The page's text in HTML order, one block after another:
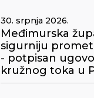
30. srpnja 2026.
Međimurska
sigurniju
- potpisan
kružnog toka u